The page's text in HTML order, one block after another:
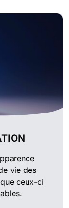
vie des
ceux-ci